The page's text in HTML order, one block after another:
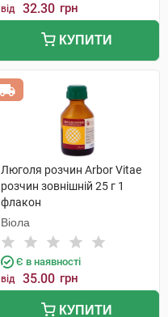
від 32.30 грн
КУПИТИ
Люголя розчин Arbor Vitae
розчин зовнішній 25 г 1
флакон
Віола
Є в наявності
від 35.00 грн
КУПИТИ